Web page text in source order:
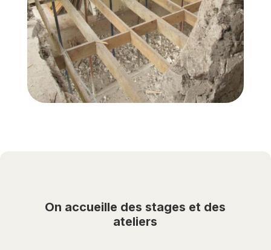
On accueille des stages et des
ateliers